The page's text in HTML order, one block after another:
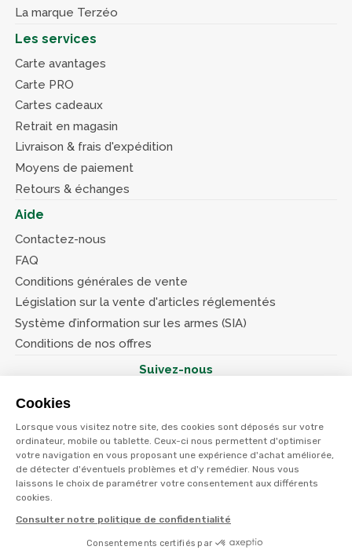
Cookies
Lorsque vous visitez notre site, des cookies sont déposés sur votre
ordinateur, mobile ou tablette. Ceux-ci nous permettent d'optimiser
votre navigation en vous proposant une expérience d'achat améliorée,
de détecter d'éventuels problèmes et d'y remédier. Nous vous
laissons le choix de paramétrer votre consentement aux différents
cookies.
Consulter notre politique de confidentialité
Consentements certifiés par
La marque Terzéo
Les services
Carte avantages
Carte PRO
Cartes cadeaux
Retrait en magasin
Livraison & frais d'expédition
Moyens de paiement
Retours & échanges
Aide
Contactez-nous
FAQ
Conditions générales de vente
Législation sur la vente d'articles réglementés
Système d’information sur les armes (SIA)
Conditions de nos offres
Suivez-nous
© Terres et eaux 2026
Politique de confidentialité
Mentions légales
CGV